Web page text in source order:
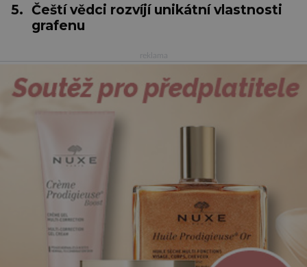
5. Čeští vědci rozvíjí unikátní vlastnosti
grafenu